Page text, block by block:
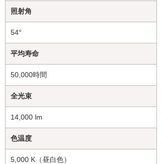
照射角
54°
平均寿命
50,000時間
全光束
14,000 lm
色温度
5,000 K（昼白色）